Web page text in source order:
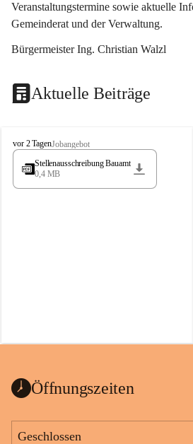
Veranstaltungstermine sowie aktuelle
Gemeinderat und der Verwaltung.
Bürgermeister Ing. Christian Walzl
Aktuelle Beiträge
S
t
s
vor 2 TagenJobangebot
Stellenausschreibung Bauamt
0,4 MB
Öffnungszeiten
Geschlossen